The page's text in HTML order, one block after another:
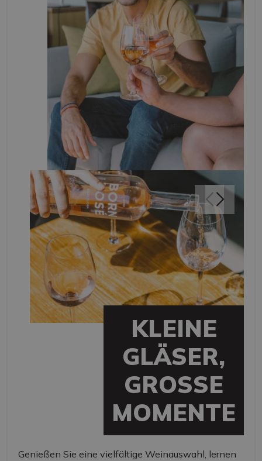
KLEINE
GLÄSER,
GROSSE M
OMENTE
Genießen Sie eine vielfältige Weinauswahl, lernen